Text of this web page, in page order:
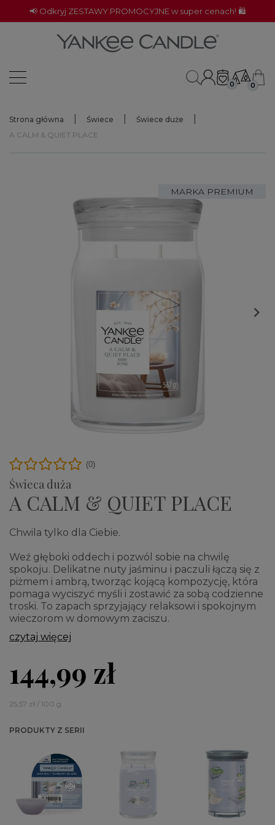
📢 Odkryj ZESTAWY PROMOCYJNE w super cenach! 🛍️
0 0
Strona główna Świece
Świece duże
A CALM & QUIET PLACE
MARKA PREMIUM

Świeca duża
A CALM & QUIET PLACE
(0)
Chwila tylko dla Ciebie.
Weź głęboki oddech i pozwól sobie na chwilę
spokoju. Delikatne nuty jaśminu i paczuli łączą się z
piżmem i ambrą, tworząc kojącą kompozycję, która
pomaga wyciszyć myśli i zostawić za sobą codzienne
troski. To zapach sprzyjający relaksowi i spokojnym
wieczorom w domowym zaciszu.
czytaj więcej
144,99 zł
25,57 zł / 100 g
PRODUKTY Z SERII